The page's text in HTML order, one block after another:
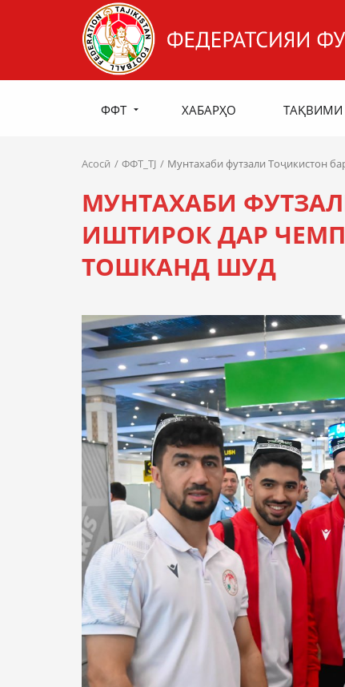
ФФТ ХАБАРҲО ТАҚВИМИ
Асосӣ ФФТ_TJ Мунтахаби футзали Тоҷикистон
МУНТАХАБИ
ИШТИРОК ДАР
ТОШКАНД ШУД